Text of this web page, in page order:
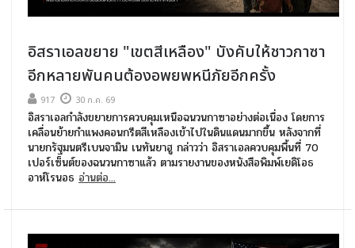
อิสราเอลขยาย "เขตสีเหลือง" บังคับให้ชาวกาซา
อีกหลายพันคนต้องอพยพหนีภัยอีกครั้ง
917 30 ก.ค. 69
อิสราเอลกำลังขยายการควบคุมเหนือฉนวนกาซาอย่างต่อเนื่อง โดยการ
เคลื่อนย้ายกำแพงคอนกรีตสีเหลืองเข้าไปในดินแดนมากขึ้น หลังจากที่
นายกรัฐมนตรีเบนจามิน เนทันยาฮู กล่าวว่า อิสราเอลควบคุมพื้นที่ 70
เปอร์เซ็นต์ของฉนวนกาซาแล้ว ตามรายงานของหนังสือพิมพ์เยดิโอธ
อาห์โรนอธ อ่านต่อ...